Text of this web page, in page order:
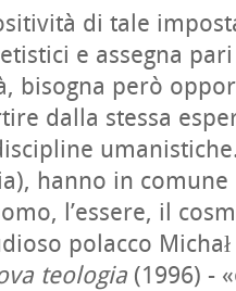
di tale
e assegna
bisogna però
dalla stessa
hanno in comune
l’essere, il
polacco
teologia (1996) -